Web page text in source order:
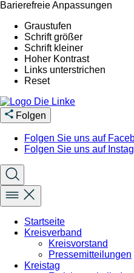
Barierefreie Anpassungen
Graustufen
Schrift größer
Schrift kleiner
Hoher Kontrast
Links unterstrichen
Reset
Folgen
Folgen Sie uns auf
Folgen Sie uns auf
Startseite
Kreisverband
Kreisvorstand
Pressemitteilungen
Kreistag